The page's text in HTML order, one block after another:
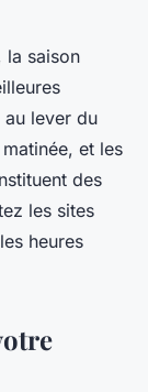
la saison
lever du
et les
des
les sites
heures